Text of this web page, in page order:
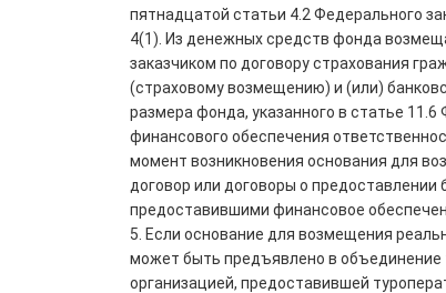
пятнадцатой статьи 4.2 Федерального
4(1). Из денежных средств фонда
заказчиком по договору страхования
(страховому возмещению) и (или)
размера фонда, указанного в статье
финансового обеспечения
момент возникновения основания для
договор или договоры о
предоставившими финансовое
5. Если основание для возмещения
может быть предъявлено в объединение
организацией, предоставившей